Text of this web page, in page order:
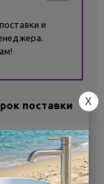
и
поставки
14 дней
X